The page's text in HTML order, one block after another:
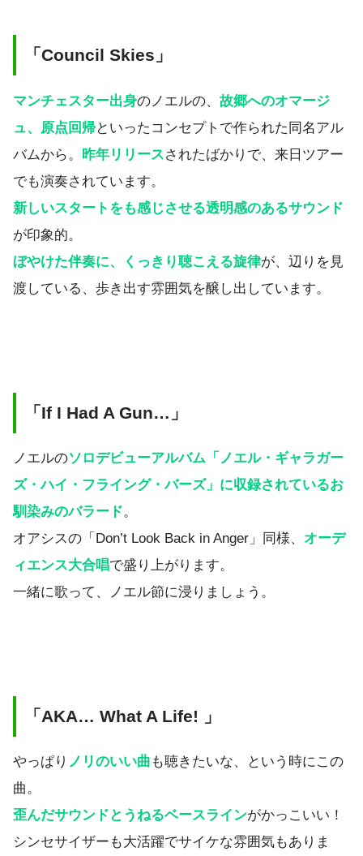
「Council Skies」
マンチェスター出身のノエルの、 故郷へのオマージ
ュ、原点回帰といったコンセプトで作られた同名アル
バムから。
昨年リリースされたばかりで、来日ツアー
でも演奏されています。
新しいスタートをも感じさせる透明感のあるサウンド
が印象的。
ぼやけた伴奏に、くっきり聴こえる旋律が、辺りを見
渡している、歩き出す雰囲気を醸し出しています。
「If I Had A Gun…」
ノエルのソロデビューアルバム「ノエル・ギャラガー
ズ・ハイ・フライング・バーズ」に収録されているお
馴染みのバラード。
オアシスの「Don’t Look Back in Anger」同様、 オーデ
ィエンス大合唱で盛り上がります。
一緒に歌って、ノエル節に浸りましょう。
「AKA… What A Life! 」
やっぱり ノリのいい曲 も聴きたいな、という時にこの
曲。
歪んだサウンドとうねるベースラインがかっこいい！
シンセサイザーも大活躍でサイケな雰囲気もありま